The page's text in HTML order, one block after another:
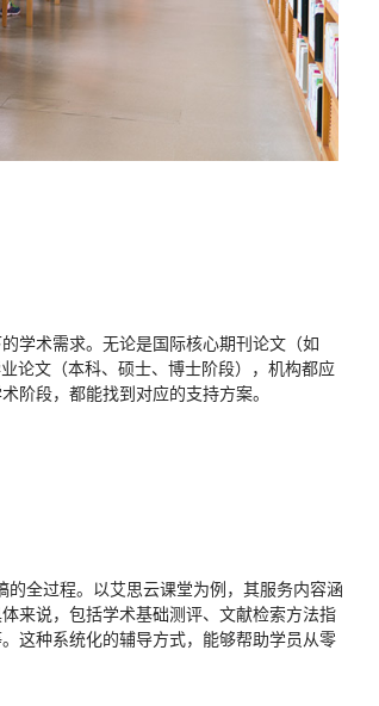
学术需求。无论是国际核心期刊论文（如
论文（本科、硕士、博士阶段），机构都应
阶段，都能找到对应的支持方案。
的全过程。以艾思云课堂为例，其服务内容涵
来说，包括学术基础测评、文献检索方法指
这种系统化的辅导方式，能够帮助学员从零